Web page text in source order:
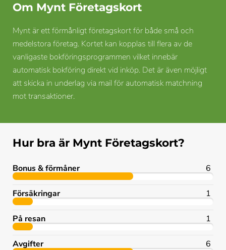
Om Mynt Företagskort
Mynt är ett förmånligt företagskort för både små och
medelstora företag. Kortet kan kopplas till flera av de
vanligaste bokföringsprogrammen vilket innebär
automatisk bokföring direkt vid inköp. Det är även möjligt
att skicka in underlag via mail för automatisk matchning
mot transaktioner.
Hur bra är Mynt Företagskort?
Bonus & förmåner 6
Försäkringar 1
På resan 1
Avgifter 6